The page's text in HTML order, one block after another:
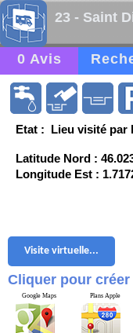
23 - Saint
0 Avis
Etat : Lieu visité par
Latitude Nord :
Longitude Est :
Visite virtuelle...
Cliquer pour
Google Maps Plans Apple